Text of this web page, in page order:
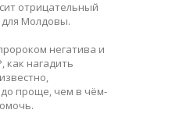
отрицательный
для Молдовы.
негатива и
как нагадить
проще, чем в чём-